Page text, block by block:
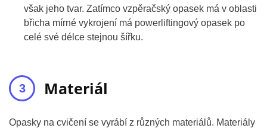
však jeho tvar. Zatímco vzpěračský opasek má v oblasti
břicha mírné vykrojení má powerliftingový opasek po
celé své délce stejnou šířku.
Materiál
Opasky na cvičení se vyrábí z různých materiálů. Materiály